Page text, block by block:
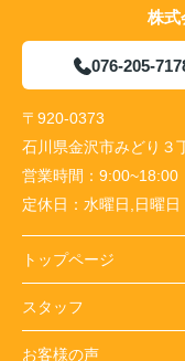
株式
076-205-
〒920-0373
石川県金沢市みどり３
営業時間： 9:00~18:00
定休日： 水曜日,日曜日
トップページ
スタッフ
お客様の声